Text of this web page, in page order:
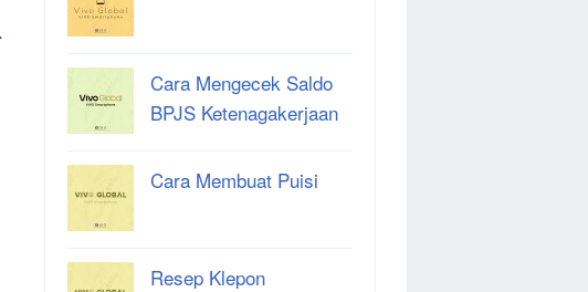
Cara Mengecek Saldo
BPJS Ketenagakerjaan
Cara Membuat Puisi
Resep Klepon